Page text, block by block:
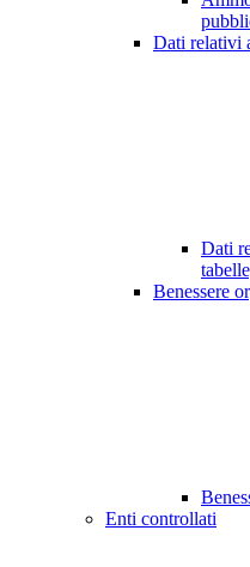
Dati relativi
Dati
Benessere
Enti controllati